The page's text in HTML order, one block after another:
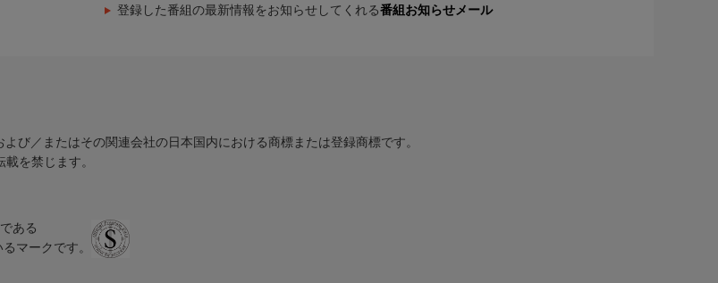
登録した番組の最新情報をお知らせしてくれる番組お知らせメール
び／またはその関連会社の日本国内における商標または登録商標です。
を禁じます。
ある
マークです。